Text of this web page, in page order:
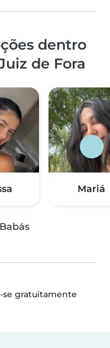
dentro
de Fora
Mariá
Babás
se gratuitamente